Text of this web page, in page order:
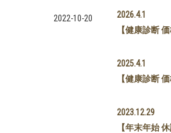
2022-10-20
2026.4.1
【健康診断
2025.4.1
【健康診断
2023.12.29
【年末年始